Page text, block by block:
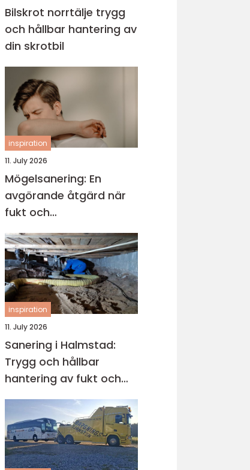
Bilskrot norrtälje trygg
och hållbar hantering av
din skrotbil
inspiration
11. July 2026
Mögelsanering: En
avgörande åtgärd när
fukt och
mikroorganismer har
fått fäste i en byggnad
inspiration
11. July 2026
Sanering i Halmstad:
Trygg och hållbar
hantering av fukt och
skador